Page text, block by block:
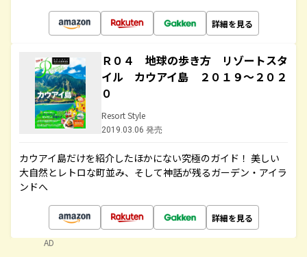
詳細を見る
Ｒ０４ 地球の歩き方 リゾートスタ
イル カウアイ島 ２０１９～２０２
０
Resort Style
2019.03.06 発売
カウアイ島だけを紹介したほかにない究極のガイド！ 美しい
大自然とレトロな町並み、そして神話が残るガーデン・アイラ
ンドへ
詳細を見る
AD